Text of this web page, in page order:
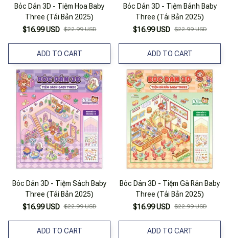
Bóc Dán 3D - Tiệm Hoa Baby
Three (Tái Bản 2025)
$16.99 USD $22.99 USD
ADD TO CART
Bóc Dán 3D - Tiệm Bánh Baby
Three (Tái Bản 2025)
$16.99 USD $22.99 USD
ADD TO CART
Bóc Dán 3D - Tiệm Sách Baby
Three (Tái Bản 2025)
$16.99 USD $22.99 USD
ADD TO CART
Bóc Dán 3D - Tiệm Gà Rán Baby
Three (Tái Bản 2025)
$16.99 USD $22.99 USD
ADD TO CART